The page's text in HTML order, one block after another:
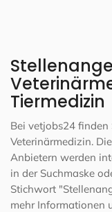
Tiermedizin
Bei vetjobs24 finden
Veterinärmedizin.
Anbietern werden
in der Suchmaske
Stichwort
mehr Informationen